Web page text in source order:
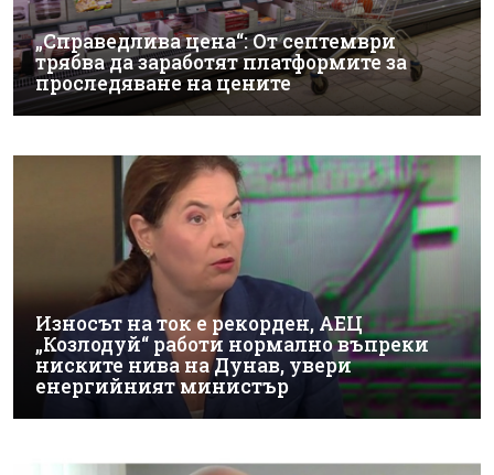
„Справедлива цена“: От септември
трябва да заработят платформите за
проследяване на цените
Износът на ток е рекорден, АЕЦ
„Козлодуй“ работи нормално въпреки
ниските нива на Дунав, увери
енергийният министър